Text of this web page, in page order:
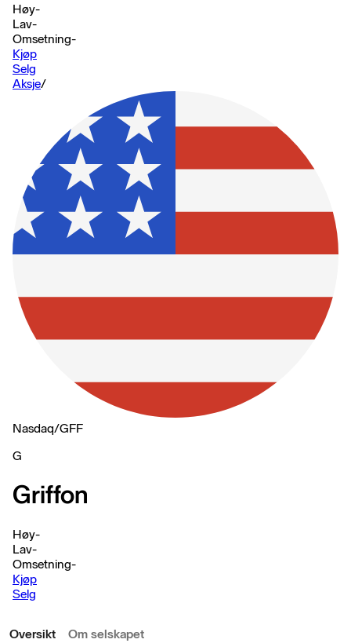
Høy-
Lav-
Omsetning-
Kjøp
Selg
Aksje/
Nasdaq/GFF
G
Griffon
Høy-
Lav-
Omsetning-
Kjøp
Selg
Oversikt Om selskapet